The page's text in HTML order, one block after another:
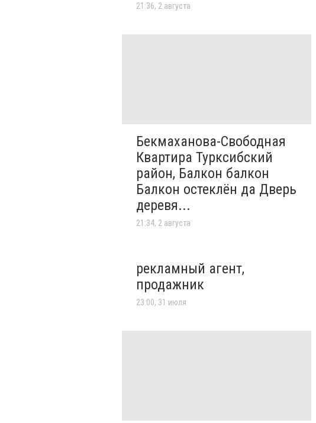
21:36, 2 августа
Бекмаханова-Свободная
Квартира Турксибский
район, Балкон балкон
Балкон остеклён да Дверь
деревя...
21:34, 2 августа
рекламный агент,
продажник
23:00, 31 июля